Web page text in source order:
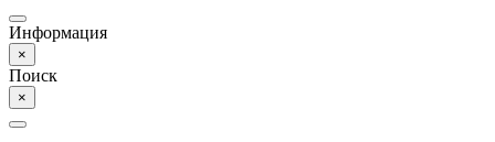
Информация
×
Поиск
×